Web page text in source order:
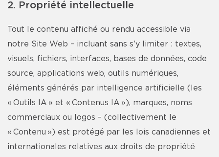
2. Propriété intellectuelle
Tout le contenu affiché ou rendu accessible via
notre Site Web – incluant sans s’y limiter : textes,
visuels, fichiers, interfaces, bases de données, code
source, applications web, outils numériques,
éléments générés par intelligence artificielle (les
« Outils IA » et « Contenus IA »), marques, noms
commerciaux ou logos – (collectivement le
« Contenu ») est protégé par les lois canadiennes et
internationales relatives aux droits de propriété